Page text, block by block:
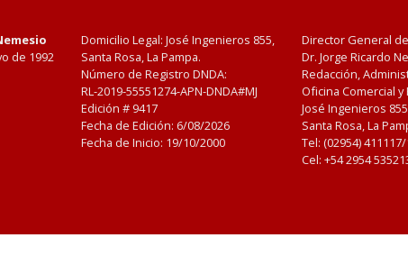
de 1992
Domicilio Legal: José Ingenieros 855,
Santa Rosa, La Pampa.
Número de Registro DNDA:
RL-2019-55551274-APN-DNDA#MJ
Edición # 9417
Fecha de Edición: 6/08/2026
Fecha de Inicio: 19/10/2000
Director General
Dr. Jorge Ricardo
Redacción,
Oficina Comercial
José Ingenieros
Santa Rosa, La
Tel: (02954)
Cel: +54 2954